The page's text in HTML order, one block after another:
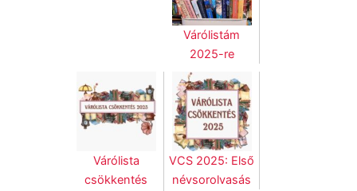
Várólistám
2025-re
Várólista
csökkentés
VCS 2025: Első
névsorolvasás